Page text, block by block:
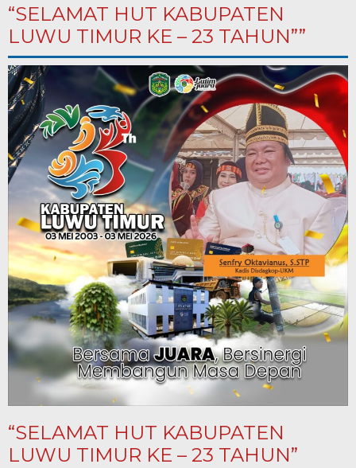
“SELAMAT HUT KABUPATEN
LUWU TIMUR KE – 23 TAHUN””
“SELAMAT HUT KABUPATEN
LUWU TIMUR KE – 23 TAHUN”